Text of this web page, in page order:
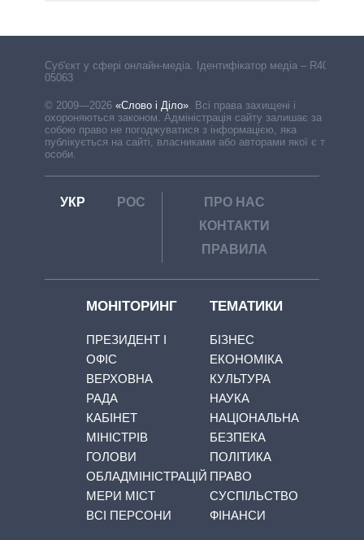
Cуб'єкт у сфері онлайн-медіа. Ідентифікатор медіа – R40-
05063
© 2009—2026 «Слово і Діло»
Всі права захищені і
охороняються законом. Адміністрація сайту залишає за
собою право не погоджуватися з інформацією, яка
публікується на сайті, власниками або авторами якої є треті
особи.
УКР РОС
ПРО НАС
КОНТАКТИ
ПРАВИЛА
МОНІТОРИНГ
ПРЕЗИДЕНТ І
ОФІС
ВЕРХОВНА
РАДА
КАБІНЕТ
МІНІСТРІВ
ГОЛОВИ
ОБЛАДМІНІСТРАЦІЙ
МЕРИ МІСТ
ВСІ ПЕРСОНИ
ТЕМАТИКИ
БІЗНЕС
ЕКОНОМІКА
КУЛЬТУРА
НАУКА
НАЦІОНАЛЬНА
БЕЗПЕКА
ПОЛІТИКА
ПРАВО
СУСПІЛЬСТВО
ФІНАНСИ